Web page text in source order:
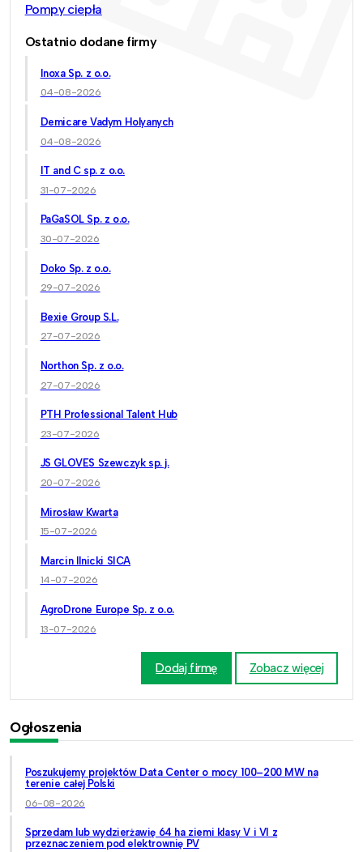
Pompy ciepła
Ostatnio dodane firmy
Inoxa Sp. z o.o.
04-08-2026
Demicare Vadym Holyanych
04-08-2026
IT and C sp. z o.o.
31-07-2026
PaGaSOL Sp. z o.o.
30-07-2026
Doko Sp. z o.o.
29-07-2026
Bexie Group S.L.
27-07-2026
Northon Sp. z o.o.
27-07-2026
PTH Professional Talent Hub
23-07-2026
JS GLOVES Szewczyk sp. j.
20-07-2026
Mirosław Kwarta
15-07-2026
Marcin Ilnicki SICA
14-07-2026
AgroDrone Europe Sp. z o.o.
13-07-2026
Dodaj firmę Zobacz więcej
Ogłoszenia
Poszukujemy projektów Data Center o mocy 100–200 MW na
terenie całej Polski
06-08-2026
Sprzedam lub wydzierżawię 64 ha ziemi klasy V i VI z
przeznaczeniem pod elektrownię PV